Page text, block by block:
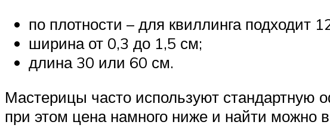
по плотности – для квиллинга подходит
ширина от 0,3 до 1,5 см;
длина 30 или 60 см.
Мастерицы часто используют стандартную
при этом цена намного ниже и найти можно